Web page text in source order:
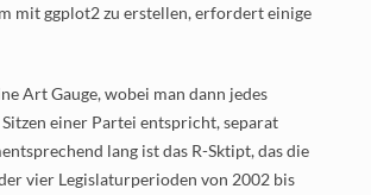
mit ggplot2 zu erstellen, erfordert einige
Art Gauge, wobei man dann jedes
Sitzen einer Partei entspricht, separat
lang ist das R-Sktipt, das die
vier Legislaturperioden von 2002 bis